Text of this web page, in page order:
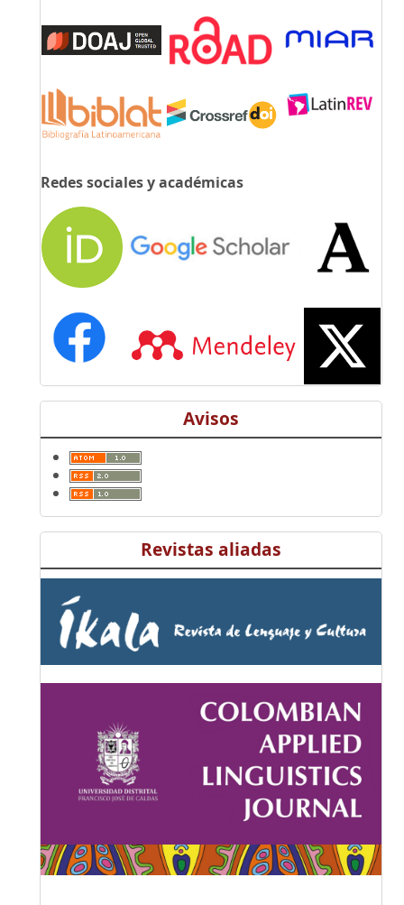
Redes sociales y académicas
Avisos
Revistas aliadas